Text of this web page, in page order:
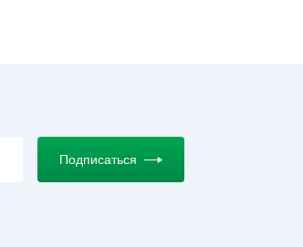
Подписаться